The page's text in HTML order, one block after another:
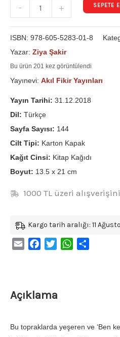
- + SEPETE
ISBN: 978-605-5283-01-8
Yazar: Ziya Şakir
Bu ürün 201 kez görüntülendi
Yayınevi: Akıl Fikir Yayınları
Yayın Tarihi: 31.12.2018
Dil: Türkçe
Sayfa Sayısı: 144
Cilt Tipi: Karton Kapak
Kağıt Cinsi: Kitap Kağıdı
Boyut: 13.5 x 21 cm
1000 TL üzeri
Kargo tarih aralığı: 11
Email FacebookTwitterWhatsApp
Açıklama
Bu topraklarda yeşeren ve ‘Ben